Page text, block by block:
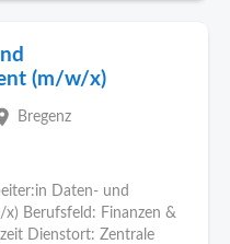
(m/w/x)
Bregenz
Daten- und
Berufsfeld: Finanzen &
Dienstort: Zentrale